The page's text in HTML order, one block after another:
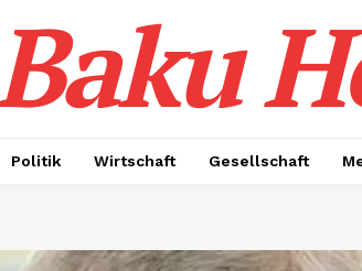
Politik Wirtschaft Gesellschaft